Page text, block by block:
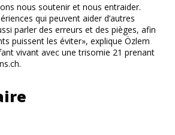
nous soutenir et nous entraider.
qui peuvent aider d’autres
parler des erreurs et des pièges, afin
puissent les éviter», explique Özlem
vivant avec une trisomie 21 prenant